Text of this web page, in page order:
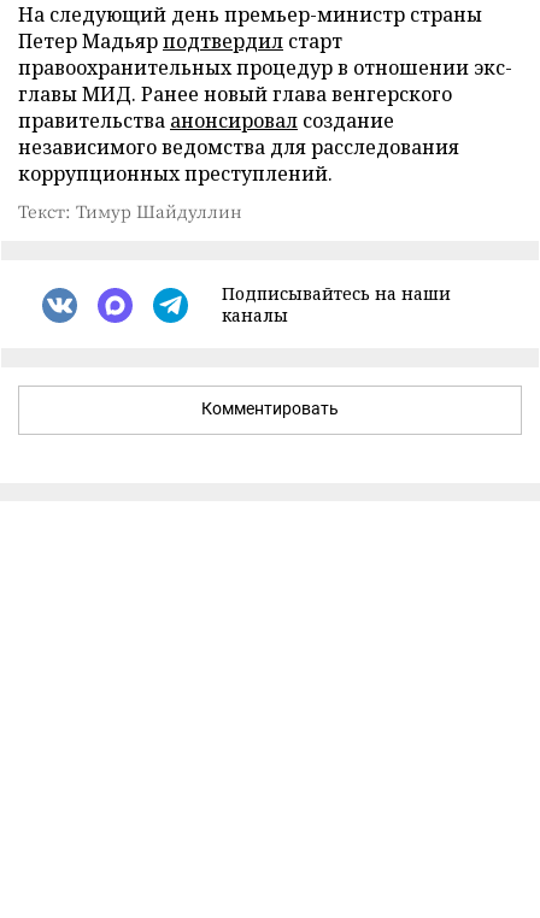
На следующий день премьер-министр страны
Петер Мадьярподтвердил старт
правоохранительных процедур в отношении экс-
главы МИД. Ранее новый глава венгерского
правительства анонсировал создание
независимого ведомства для расследования
коррупционных преступлений.
Текст: Тимур Шайдуллин
Подписывайтесь на наши
каналы
Комментировать